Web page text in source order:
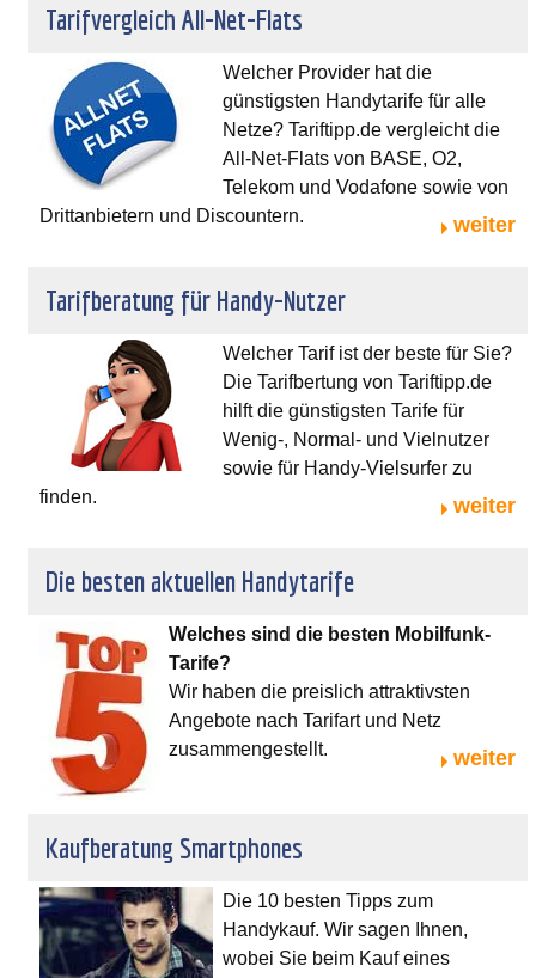
Tarifvergleich All-Net-Flats
Welcher Provider hat die
günstigsten Handytarife für alle
Netze? Tariftipp.de vergleicht die
All-Net-Flats von BASE, O2,
Telekom und Vodafone sowie von
Drittanbietern und Discountern.
weiter
Tarifberatung für Handy-Nutzer
Welcher Tarif ist der beste für Sie?
Die Tarifbertung von Tariftipp.de
hilft die günstigsten Tarife für
Wenig-, Normal- und Vielnutzer
sowie für Handy-Vielsurfer zu
finden.
weiter
Die besten aktuellen Handytarife
Welches sind die besten Mobilfunk-
Tarife?
Wir haben die preislich attraktivsten
Angebote nach Tarifart und Netz
zusammengestellt.
weiter
Kaufberatung Smartphones
Die 10 besten Tipps zum
Handykauf. Wir sagen Ihnen,
wobei Sie beim Kauf eines